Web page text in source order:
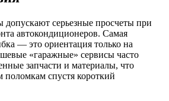
допускают серьезные просчеты при
автокондиционеров. Самая
— это ориентация только на
«гаражные» сервисы часто
запчасти и материалы, что
спустя короткий